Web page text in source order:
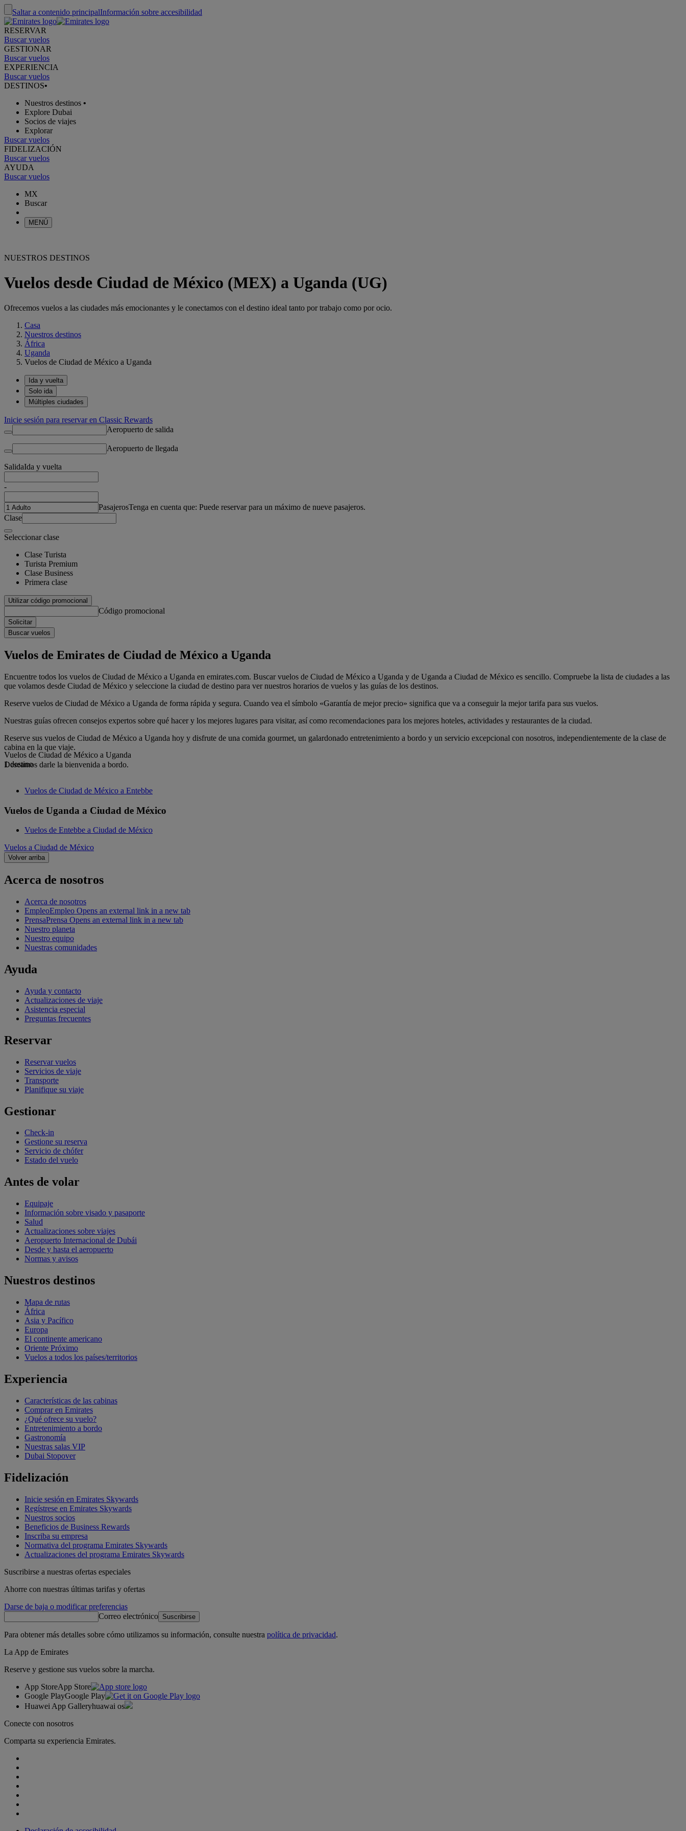
Saltar a contenido principalInformación sobre accesibilidad
RESERVAR
Buscar vuelos
GESTIONAR
Buscar vuelos
EXPERIENCIA
Buscar vuelos
DESTINOS•
Nuestros destinos •
Explore Dubai
Socios de viajes
Explorar
Buscar vuelos
FIDELIZACIÓN
Buscar vuelos
AYUDA
Buscar vuelos
MX
Buscar
MENÚ
NUESTROS DESTINOS
Vuelos desde Ciudad de México (MEX) a Uganda (UG)
Ofrecemos vuelos a las ciudades más emocionantes y le conectamos con el destino ideal tanto por trabajo como por ocio.
Casa
Nuestros destinos
África
Uganda
Vuelos de Ciudad de México a Uganda
Ida y vuelta
Solo ida
Múltiples ciudades
Inicie sesión para reservar en Classic Rewards
Aeropuerto de salida
Aeropuerto de llegada
SalidaIda y vuelta
-
PasajerosTenga en cuenta que: Puede reservar para un máximo de nueve pasajeros.
Clase
Seleccionar clase
Clase Turista
Turista Premium
Clase Business
Primera clase
Utilizar código promocional
Código promocional
Solicitar
Buscar vuelos
Vuelos de Emirates de Ciudad de México a Uganda
Encuentre todos los vuelos de Ciudad de México a Uganda en emirates.com. Buscar vuelos de Ciudad de México a Uganda y de Uganda a Ciudad de México es sencillo. Compruebe la lista de ciudades a las
que volamos desde Ciudad de México y seleccione la ciudad de destino para ver nuestros horarios de vuelos y las guías de los destinos.
Reserve vuelos de Ciudad de México a Uganda de forma rápida y segura. Cuando vea el símbolo «Garantía de mejor precio» significa que va a conseguir la mejor tarifa para sus vuelos.
Nuestras guías ofrecen consejos expertos sobre qué hacer y los mejores lugares para visitar, así como recomendaciones para los mejores hoteles, actividades y restaurantes de la ciudad.
Reserve sus vuelos de Ciudad de México a Uganda hoy y disfrute de una comida gourmet, un galardonado entretenimiento a bordo y un servicio excepcional con nosotros, independientemente de la clase de
cabina en la que viaje.
Deseamos darle la bienvenida a bordo.
Vuelos de Ciudad de México a Uganda
1 destino
Vuelos de Ciudad de México a Entebbe
Vuelos de Uganda a Ciudad de México
Vuelos de Entebbe a Ciudad de México
Vuelos a Ciudad de México
Volver arriba
Acerca de nosotros
Acerca de nosotros
EmpleoEmpleo Opens an external link in a new tab
PrensaPrensa Opens an external link in a new tab
Nuestro planeta
Nuestro equipo
Nuestras comunidades
Ayuda
Ayuda y contacto
Actualizaciones de viaje
Asistencia especial
Preguntas frecuentes
Reservar
Reservar vuelos
Servicios de viaje
Transporte
Planifique su viaje
Gestionar
Check-in
Gestione su reserva
Servicio de chófer
Estado del vuelo
Antes de volar
Equipaje
Información sobre visado y pasaporte
Salud
Actualizaciones sobre viajes
Aeropuerto Internacional de Dubái
Desde y hasta el aeropuerto
Normas y avisos
Nuestros destinos
Mapa de rutas
África
Asia y Pacífico
Europa
El continente americano
Oriente Próximo
Vuelos a todos los países/territorios
Experiencia
Características de las cabinas
Comprar en Emirates
¿Qué ofrece su vuelo?
Entretenimiento a bordo
Gastronomía
Nuestras salas VIP
Dubai Stopover
Fidelización
Inicie sesión en Emirates Skywards
Regístrese en Emirates Skywards
Nuestros socios
Beneficios de Business Rewards
Inscriba su empresa
Normativa del programa Emirates Skywards
Actualizaciones del programa Emirates Skywards
Suscribirse a nuestras ofertas especiales
Ahorre con nuestras últimas tarifas y ofertas
Darse de baja o modificar preferencias
Correo electrónico Suscribirse
Para obtener más detalles sobre cómo utilizamos su información, consulte nuestra política de privacidad.
La App de Emirates
Reserve y gestione sus vuelos sobre la marcha.
App StoreApp Store
Google PlayGoogle Play
Huawei App Galleryhuawai os
Conecte con nosotros
Comparta su experiencia Emirates.